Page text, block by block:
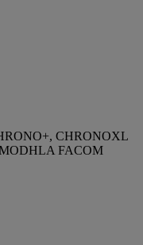
CHRONOXL
FACOM